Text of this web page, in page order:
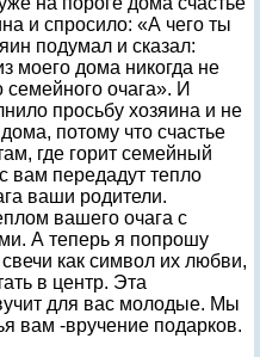
и спросило: «А чего ты
подумал и сказал:
моего дома никогда не
семейного очага». И
просьбу хозяина и не
потому что счастье
где горит семейный
вам передадут тепло
ваши родители.
вашего очага с
А теперь я попрошу
свечи как символ их любви,
в центр. Эта
для вас молодые. Мы
вам -вручение подарков.